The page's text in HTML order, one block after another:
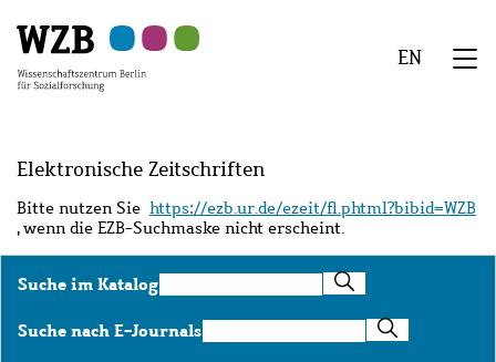
Hauptinhalt
springen
Navigation
springen
Suche
springen
Sekundärnavigation
springen
Fußzeile
springen
EN
Elektronische Zeitschriften
Bitte nutzen Sie https://ezb.ur.de/ezeit/fl.phtml?bibid=WZB
, wenn die EZB-Suchmaske nicht erscheint.
Suche im KatalogSuche
im
Katalog
Suche nach E-JournalsSuche
nach